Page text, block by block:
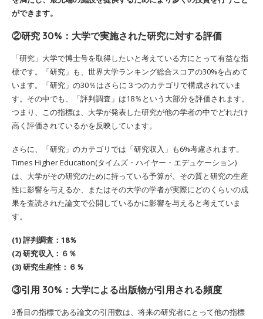
ができます。
②研究 30%：大学で実施された研究に対する評価
「研究」大学で博士号を取得したいと考えている方にとって有益な指
標です。「研究」も、世界大学ランキング総合スコアの30%を占めて
います。「研究」の30％はさらに３つのカテゴリで構成されていま
す。その中でも、「評判調査」は18％という大部分を評価されます。
つまり、この指標は、大学が発表した研究が他の学者の中でどれだけ
高く評価されているかを反映しています。
さらに、「研究」のカテゴリでは「研究収入」も6%考慮されます。
Times Higher Education(タイムズ・ハイヤー・エデュケーション)
は、大学がその研究のために持っている予算が、その質と研究の生産
性に影響を与えるか、またはその大学の学者が実際にどのくらいの成
果を査読された論文で公開しているかに影響を与えると考えていま
す。
(1) 評判調査：18％
(2) 研究収入：６％
(3) 研究生産性：６％
③引用 30%：大学による出版物が引用される頻度
3番目の指標である論文の引用数は、将来の研究者にとって他の指標